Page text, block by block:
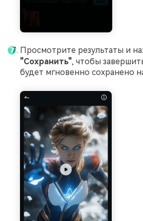
Просмотрите результаты и
"Сохранить", чтобы
будет мгновенно сохранено